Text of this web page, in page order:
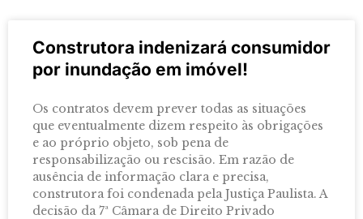
Construtora indenizará consumidor
por inundação em imóvel!
Os contratos devem prever todas as situações
que eventualmente dizem respeito às obrigações
e ao próprio objeto, sob pena de
responsabilização ou rescisão. Em razão de
ausência de informação clara e precisa,
construtora foi condenada pela Justiça Paulista. A
decisão da 7ª Câmara de Direito Privado